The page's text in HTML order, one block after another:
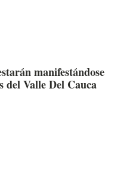
manifestándose
del Valle Del Cauca